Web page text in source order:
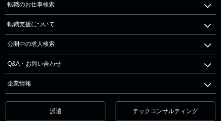
転職のお仕事検索
転職支援について
公開中の求人検索
Q&A・お問い合わせ
企業情報
派遣 テックコンサルティング